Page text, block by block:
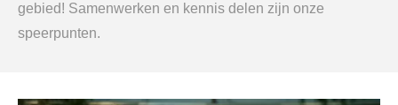
gebied! Samenwerken en kennis delen zijn onze
speerpunten.